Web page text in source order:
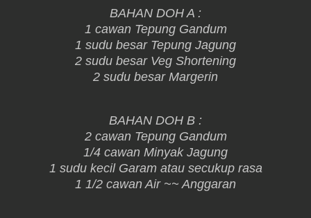
BAHAN DOH A :
1 cawan Tepung Gandum
1 sudu besar Tepung Jagung
2 sudu besar Veg Shortening
2 sudu besar Margerin
BAHAN DOH B :
2 cawan Tepung Gandum
1/4 cawan Minyak Jagung
1 sudu kecil Garam atau secukup rasa
1 1/2 cawan Air ~~ Anggaran